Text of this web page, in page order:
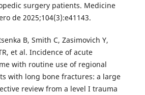
surgery patients. Medicine
de 2025;104(3):e41143.
B, Smith C, Zasimovich Y,
et al. Incidence of acute
with routine use of regional
with long bone fractures: a large
review from a level I trauma